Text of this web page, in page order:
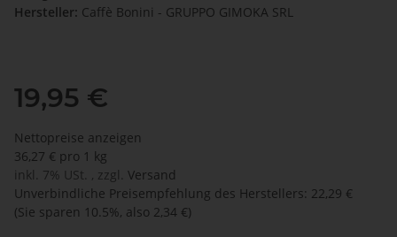
Hersteller: Caffè Bonini - GRUPPO GIMOKA SRL
19,95 €
Nettopreise anzeigen
36,27 € pro 1 kg
inkl. 7% USt. , zzgl. Versand
Unverbindliche Preisempfehlung des Herstellers: 22,29 €
(Sie sparen 10.5%, also 2,34 €)